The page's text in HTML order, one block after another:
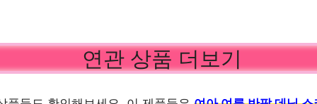
연관 상품 더보기